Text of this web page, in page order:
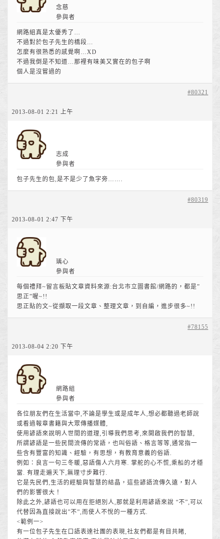
念慈
參與者
網路組真是太優秀了…
不過對於包子先生的橋段…
怎麼有很熟悉的感覺啊…XD
不過我倒是不知道…那裡有味美又實在的包子啊
個人是沒嘗過的
2013-08-01 2:21 上午
#80321
志成
參與者
包子先生的包,是不是少了魚字旁…….
2013-08-01 2:47 下午
#80319
瑀心
參與者
每個禮拜~留言板貼文章資料來源:台北市立圖書館/網路的，都是”
思正”喔~!!
思正貼的文~從擷取一段文章、整理文章，到自編，進步很多~!!
2013-08-04 2:20 下午
#78155
網路組
參與者
各位朋友們在生活當中,不論是學生或是成年人,想必都聽過老師說
或看過報章書籍與大眾傳播媒體,
使用諺語來說明人世間的道理,引導我們思考,來開啟我們的智慧,
所謂諺語是一些民間流傳的常語，也叫俗語、格言等等,通常指一
些含有豐富的知識、經驗，有思想，有教育意義的俗語.
例如：良言一句三冬暖,惡語傷人六月寒. 掌舵的心不慌,乘船的才穩
當. 有理走遍天下,無理寸步難行.
它是先民們,生活的經驗與智慧的結晶，這些諺語流傳久遠，對人
們的影響很大！
除此之外,諺語也可以用在拒絕別人,那就是利用諺語來說 “不”,可以
代替因為直接說出”不”,而使人不悅的一種方式.
<範例一>
有一位包子先生在口語表達社團的表現,社友們都是有目共睹,